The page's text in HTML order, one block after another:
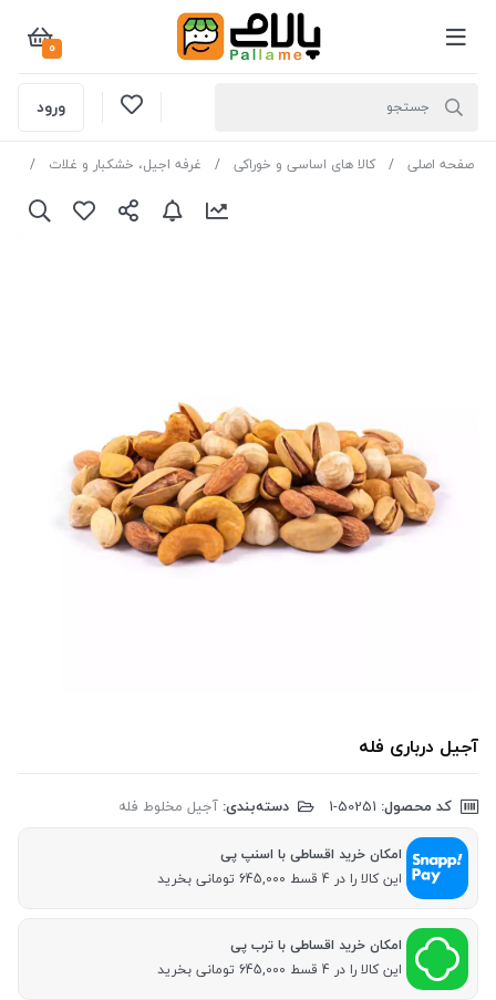
0
ورود
صفحه اصلی کالا های اساسی و خوراکی غرفه اجیل، خشکبار و غلات
آجیل درباری فله
کد محصول: دسته‌بندی: آجیل مخلوط فله
امکان خرید اقساطی با اسنپ پی
این کالا را در 4 قسط 645,000 تومانی بخرید
امکان خرید اقساطی با ترب پی
این کالا را در 4 قسط 645,000 تومانی بخرید